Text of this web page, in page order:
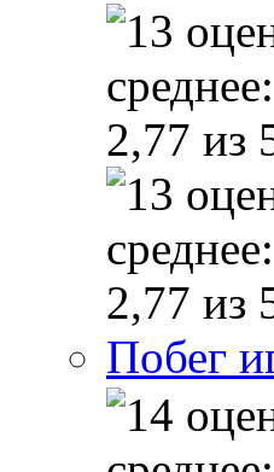
Побег